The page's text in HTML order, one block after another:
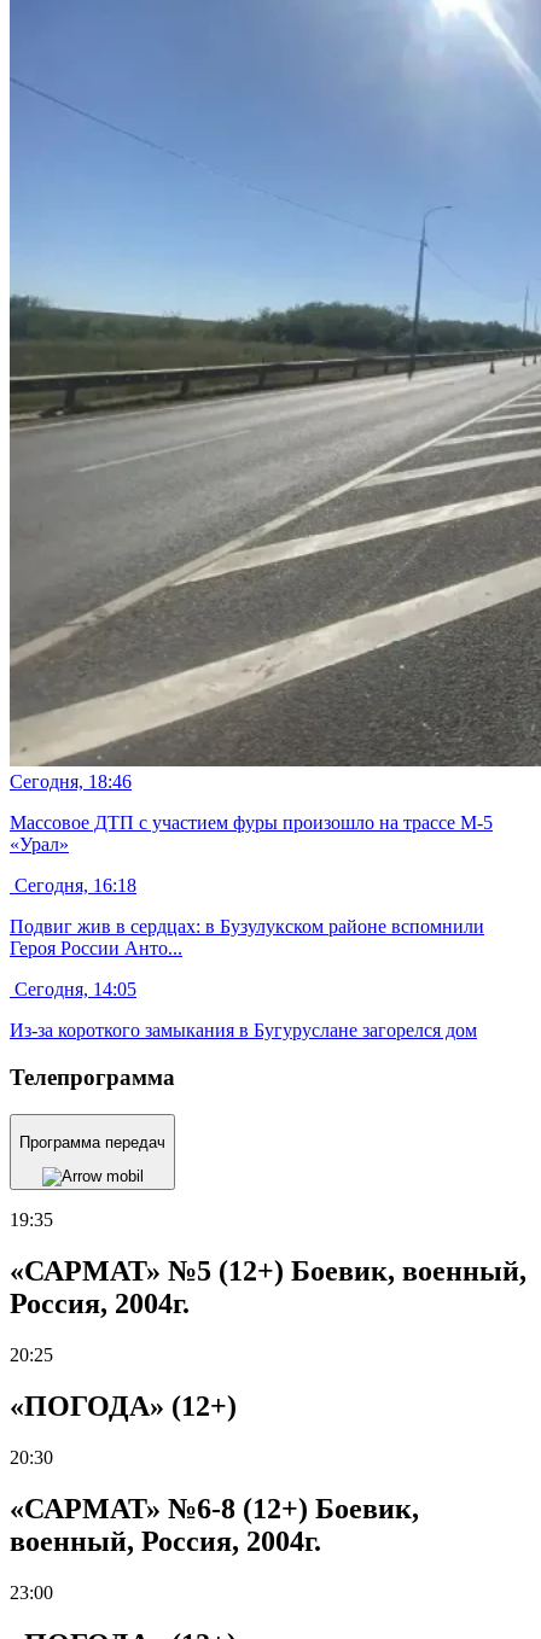
Сегодня, 18:46
Массовое ДТП с участием фуры произошло на трассе М-5
«Урал»
Сегодня, 16:18
Подвиг жив в сердцах: в Бузулукском районе вспомнили
Героя России Анто...
Сегодня, 14:05
Из-за короткого замыкания в Бугуруслане загорелся дом
Телепрограмма
Программа передач
19:35
«САРМАТ» №5 (12+) Боевик, военный,
Россия, 2004г.
20:25
«ПОГОДА» (12+)
20:30
«САРМАТ» №6-8 (12+) Боевик,
военный, Россия, 2004г.
23:00